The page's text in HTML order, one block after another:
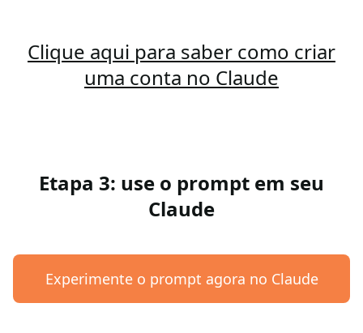
Clique aqui para saber como criar
uma conta no Claude
Etapa 3: use o prompt em seu
Claude
Experimente o prompt agora no Claude